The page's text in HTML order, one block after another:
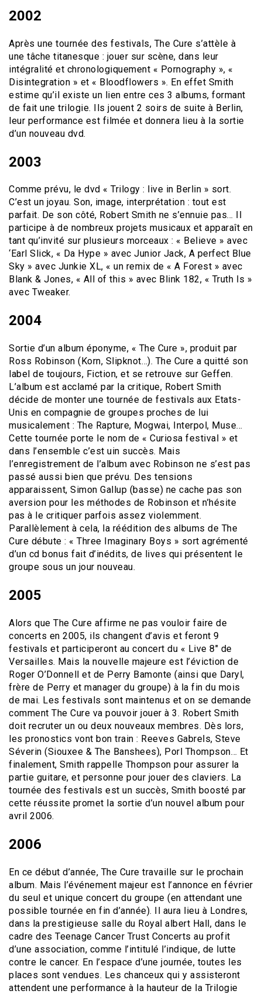
2002
Après une tournée des festivals, The Cure s’attèle à
une tâche titanesque : jouer sur scène, dans leur
intégralité et chronologiquement « Pornography », «
Disintegration » et « Bloodflowers ». En effet Smith
estime qu’il existe un lien entre ces 3 albums, formant
de fait une trilogie. Ils jouent 2 soirs de suite à Berlin,
leur performance est filmée et donnera lieu à la sortie
d’un nouveau dvd.
2003
Comme prévu, le dvd « Trilogy : live in Berlin » sort.
C’est un joyau. Son, image, interprétation : tout est
parfait. De son côté, Robert Smith ne s’ennuie pas… Il
participe à de nombreux projets musicaux et apparaît en
tant qu’invité sur plusieurs morceaux : « Believe » avec
‘Earl Slick, « Da Hype » avec Junior Jack, A perfect Blue
Sky » avec Junkie XL, « un remix de « A Forest » avec
Blank & Jones, « All of this » avec Blink 182, « Truth Is »
avec Tweaker.
2004
Sortie d’un album éponyme, « The Cure », produit par
Ross Robinson (Korn, Slipknot…). The Cure a quitté son
label de toujours, Fiction, et se retrouve sur Geffen.
L’album est acclamé par la critique, Robert Smith
décide de monter une tournée de festivals aux Etats-
Unis en compagnie de groupes proches de lui
musicalement : The Rapture, Mogwai, Interpol, Muse…
Cette tournée porte le nom de « Curiosa festival » et
dans l’ensemble c’est uin succès. Mais
l’enregistrement de l’album avec Robinson ne s’est pas
passé aussi bien que prévu. Des tensions
apparaissent, Simon Gallup (basse) ne cache pas son
aversion pour les méthodes de Robinson et n’hésite
pas à le critiquer parfois assez violemment.
Parallèlement à cela, la réédition des albums de The
Cure débute : « Three Imaginary Boys » sort agrémenté
d’un cd bonus fait d’inédits, de lives qui présentent le
groupe sous un jour nouveau.
2005
Alors que The Cure affirme ne pas vouloir faire de
concerts en 2005, ils changent d’avis et feront 9
festivals et participeront au concert du « Live 8″ de
Versailles. Mais la nouvelle majeure est l’éviction de
Roger O’Donnell et de Perry Bamonte (ainsi que Daryl,
frère de Perry et manager du groupe) à la fin du mois
de mai. Les festivals sont maintenus et on se demande
comment The Cure va pouvoir jouer à 3. Robert Smith
doit recruter un ou deux nouveaux membres. Dès lors,
les pronostics vont bon train : Reeves Gabrels, Steve
Séverin (Siouxee & The Banshees), Porl Thompson… Et
finalement, Smith rappelle Thompson pour assurer la
partie guitare, et personne pour jouer des claviers. La
tournée des festivals est un succès, Smith boosté par
cette réussite promet la sortie d’un nouvel album pour
avril 2006.
2006
En ce début d’année, The Cure travaille sur le prochain
album. Mais l’événement majeur est l’annonce en février
du seul et unique concert du groupe (en attendant une
possible tournée en fin d’année). Il aura lieu à Londres,
dans la prestigieuse salle du Royal albert Hall, dans le
cadre des Teenage Cancer Trust Concerts au profit
d’une association, comme l’intitulé l’indique, de lutte
contre le cancer. En l’espace d’une journée, toutes les
places sont vendues. Les chanceux qui y assisteront
attendent une performance à la hauteur de la Trilogie